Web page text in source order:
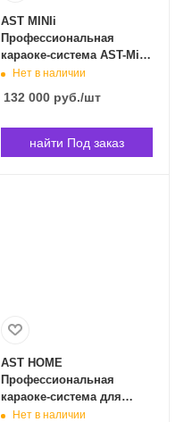
AST MINIi
Профессиональная
караоке-система AST-Mini
в Владивостоке
Нет в наличии
132 000руб./шт
найти Под заказ
AST HOME
Профессиональная
караоке-система для
дома AST HOME в
Нет в наличии